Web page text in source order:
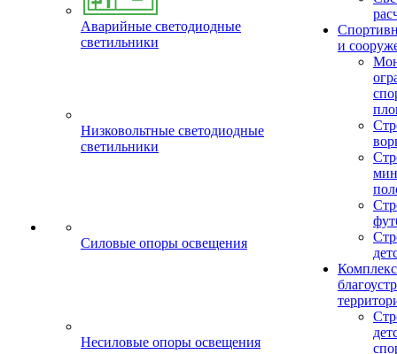
Аварийные светодиодные
светильники
Низковольтные светодиодные
светильники
Силовые опоры освещения
Несиловые опоры освещения
и